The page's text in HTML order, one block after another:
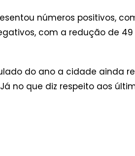
números positivos,
com a redução de
do ano a cidade ainda
no que diz respeito aos